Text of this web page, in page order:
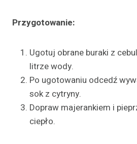
Przygotowanie:
Ugotuj obrane buraki z
litrze wody.
Po ugotowaniu odcedź
sok z cytryny.
Dopraw majerankiem i
ciepło.